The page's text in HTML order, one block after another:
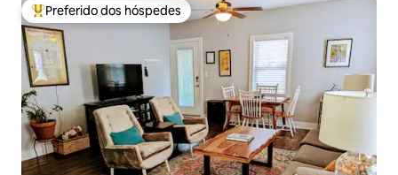
Entre os melhores preferidos dos hóspedes
Preferido dos hóspedes